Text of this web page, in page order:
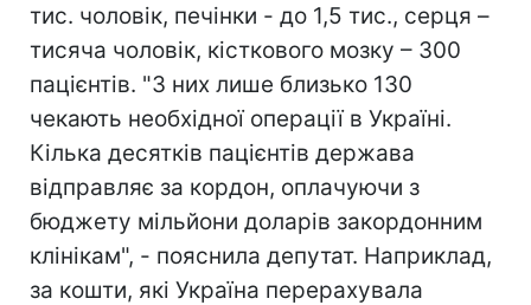
тис. чоловік, печінки - до 1,5 тис., серця –
тисяча чоловік, кісткового мозку – 300
пацієнтів. "З них лише близько 130
чекають необхідної операції в Україні.
Кілька десятків пацієнтів держава
відправляє за кордон, оплачуючи з
бюджету мільйони доларів закордонним
клінікам", - пояснила депутат. Наприклад,
за кошти, які Україна перерахувала